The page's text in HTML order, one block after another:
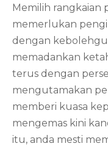
Memilih rangkaian
memerlukan
dengan
memadankan
terus dengan
mengutamakan
memberi kuasa
mengemas kini
itu, anda mesti